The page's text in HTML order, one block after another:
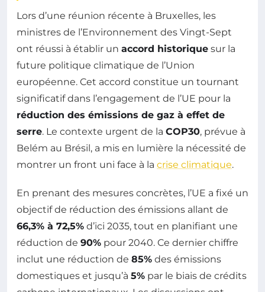
Lors d’une réunion récente à Bruxelles, les
ministres de l’Environnement des Vingt-Sept
ont réussi à établir un accord historique sur la
future politique climatique de l’Union
européenne. Cet accord constitue un tournant
significatif dans l’engagement de l’UE pour la
réduction des émissions de gaz à effet de
serre. Le contexte urgent de la COP30, prévue à
Belém au Brésil, a mis en lumière la nécessité de
montrer un front uni face à la crise climatique.
En prenant des mesures concrètes, l’UE a fixé un
objectif de réduction des émissions allant de
66,3% à 72,5% d’ici 2035, tout en planifiant une
réduction de 90% pour 2040. Ce dernier chiffre
inclut une réduction de 85% des émissions
domestiques et jusqu’à 5% par le biais de crédits